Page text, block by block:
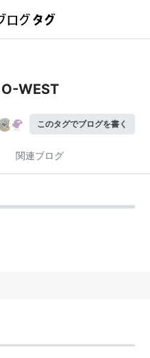
WEST
このタグでブログを書く
関連ブログ